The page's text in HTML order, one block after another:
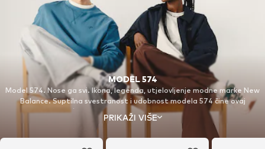
MODEL 574
Model 574. Nose ga svi. Ikona, legenda, utjelovljenje modne marke New
Balance. Suptilna svestranost i udobnost modela 574 čine ovaj
cestovni/trail hibrid našim klasikom za sva vremena.
PRIKAŽI VIŠE